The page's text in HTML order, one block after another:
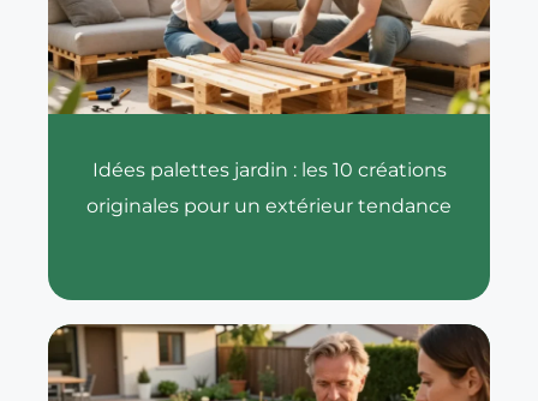
Idées palettes jardin : les 10 créations
originales pour un extérieur tendance